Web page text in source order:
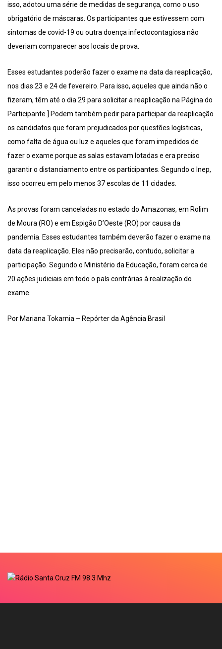
isso, adotou uma série de medidas de segurança, como o uso
obrigatório de máscaras. Os participantes que estivessem com
sintomas de covid-19 ou outra doença infectocontagiosa não
deveriam comparecer aos locais de prova.
Esses estudantes poderão fazer o exame na data da reaplicação,
nos dias 23 e 24 de fevereiro. Para isso, aqueles que ainda não o
fizeram, têm até o dia 29 para solicitar a reaplicação na Página do
Participante.] Podem também pedir para participar da reaplicação
os candidatos que foram prejudicados por questões logísticas,
como falta de água ou luz e aqueles que foram impedidos de
fazer o exame porque as salas estavam lotadas e era preciso
garantir o distanciamento entre os participantes. Segundo o Inep,
isso ocorreu em pelo menos 37 escolas de 11 cidades.
As provas foram canceladas no estado do Amazonas, em Rolim
de Moura (RO) e em Espigão D’Oeste (RO) por causa da
pandemia. Esses estudantes também deverão fazer o exame na
data da reaplicação. Eles não precisarão, contudo, solicitar a
participação. Segundo o Ministério da Educação, foram cerca de
20 ações judiciais em todo o país contrárias à realização do
exame.
Por Mariana Tokarnia – Repórter da Agência Brasil